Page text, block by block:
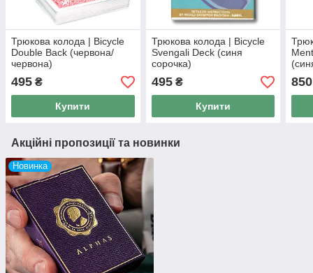
Трюкова колода | Bicycle
Double Back (червона/
червона)
495 ₴
Купити
Трюкова колода | Bicycle
Svengali Deck (синя
сорочка)
495₴
Купити
850
Акційні пропозиції та новинки
Новинка